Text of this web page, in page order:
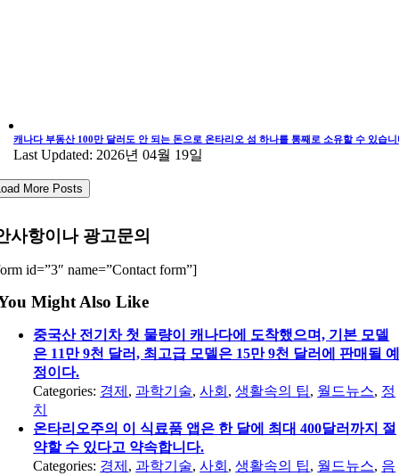
캐나다 부동산 100만 달러도 안 되는 돈으로 온타리오 섬 하나를 통째로 소유할 수 있습니
Last Updated: 2026년 04월 19일
More Posts
사항이나 광고문의
id=”3″ name=”Contact form”]
Might Also Like
중국산 전기차 첫 물량이 캐나다에 도착했으며, 기본 모델
은 11만 9천 달러, 최고급 모델은 15만 9천 달러에 판매될
정이다.
Categories: 경제 ,과학기술,사회 ,생활속의 팁, 월드뉴스, 정
치
온타리오주의 이 식료품 앱은 한 달에 최대 400달러까지 절
약할 수 있다고 약속합니다.
Categories: 경제 ,과학기술,사회 ,생활속의 팁, 월드뉴스, 음